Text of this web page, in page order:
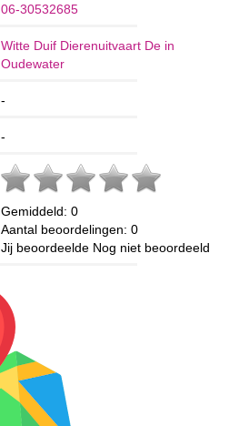
06-30532685
Witte Duif Dierenuitvaart De in
Oudewater
-
-
Gemiddeld: 0
Aantal beoordelingen: 0
Jij beoordeelde Nog niet beoordeeld